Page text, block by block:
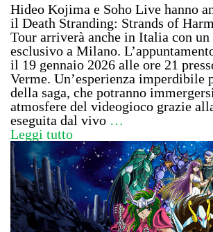
Hideo Kojima e Soho Live hanno
il Death Stranding: Strands of
Tour arriverà anche in Italia con un
esclusivo a Milano.
il 19 gennaio 2026 alle ore 21
Verme. Un’esperienza imperdibile
della saga, che potranno
atmosfere del videogioco grazie
eseguita dal vivo …
Leggi tutto